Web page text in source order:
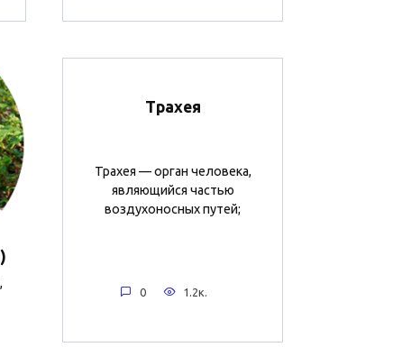
Трахея
Трахея — орган человека,
являющийся частью
воздухоносных путей;
0 1.2к.